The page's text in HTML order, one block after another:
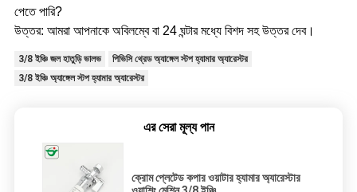
পেতে পারি?
উত্তর: আমরা আপনাকে অবিলম্বে বা 24 ঘন্টার মধ্যে বিশদ সহ উত্তর দেব।
3/8 ইঞ্চি জল হাতুড়ি ভালভ
পিভিসি থ্রেড অ্যাঙ্গেল স্টপ হ্যামার অ্যারেস্টর
3/8 ইঞ্চি অ্যাঙ্গেল স্টপ হ্যামার অ্যারেস্টর
এর সেরা মূল্য পান
ক্রোম প্লেটেড কপার ওয়াটার হ্যামার অ্যারেস্টার